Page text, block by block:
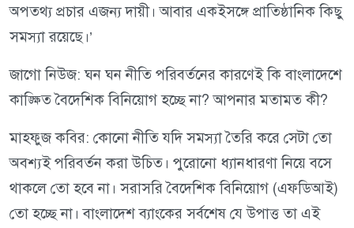
অপতথ্য প্রচার এজন্য দায়ী। আবার একইসঙ্গে প্রাতিষ্ঠানিক কিছু
সমস্যা রয়েছে।’
জাগো নিউজ: ঘন ঘন নীতি পরিবর্তনের কারণেই কি বাংলাদেশে
কাঙ্ক্ষিত বৈদেশিক বিনিয়োগ হচ্ছে না? আপনার মতামত কী?
মাহফুজ কবির: কোনো নীতি যদি সমস্যা তৈরি করে সেটা তো
অবশ্যই পরিবর্তন করা উচিত। পুরোনো ধ্যানধারণা নিয়ে বসে
থাকলে তো হবে না। সরাসরি বৈদেশিক বিনিয়োগ (এফডিআই)
তো হচ্ছে না। বাংলাদেশ ব্যাংকের সর্বশেষ যে উপাত্ত তা এই